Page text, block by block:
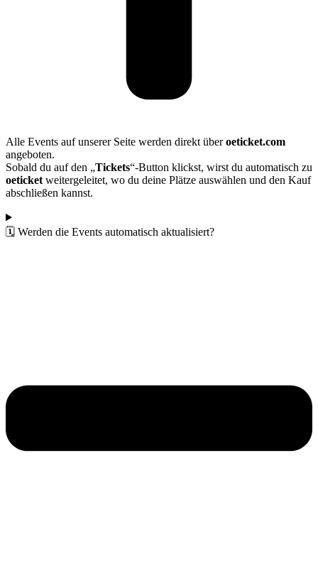
Alle Events auf unserer Seite werden direkt überoeticket.com
angeboten.
Sobald du auf den „Tickets“-Button klickst, wirst du automatisch zu
oeticketweitergeleitet, wo du deine Plätze auswählen und den Kauf
abschließen kannst.
🗓️ Werden die Events automatisch aktualisiert?